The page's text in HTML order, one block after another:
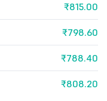
₹815.00
₹798.60
₹788.40
₹808.20